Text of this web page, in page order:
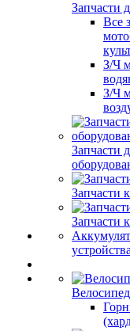
Запчасти
Все
З/Ч
З/Ч
Запчасти
Запчасти
Запчасти
устройства